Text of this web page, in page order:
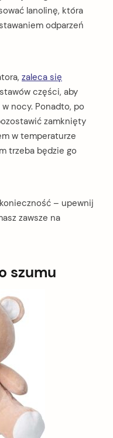
lanolinę, która
odparzeń
zaleca się
części, aby
nocy. Ponadto, po
zamknięty
w temperaturze
trzeba będzie go
– upewnij
zawsze na
szumu